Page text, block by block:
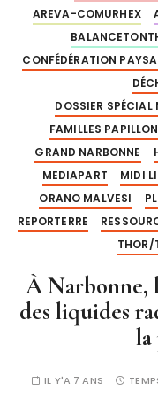
AREVA-COMURHEX
CONFÉDÉRATION
DOSSIER
FAMILLES PAPILLON
GRAND NARBONNE
MEDIAPART
MIDI
ORANO MALVESI
REPORTERRE
THOR/
À Narbonne,
des liquides
IL Y'A 7 ANS